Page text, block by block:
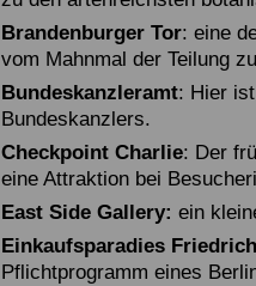
Brandenburger Tor: eine
vom Mahnmal der Teilung
Bundeskanzleramt: Hier
Bundeskanzlers.
Checkpoint Charlie: Der
eine Attraktion bei
East Side Gallery: ein
Einkaufsparadies
Pflichtprogramm eines